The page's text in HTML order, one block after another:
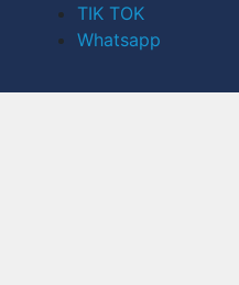
TIK TOK
Whatsapp